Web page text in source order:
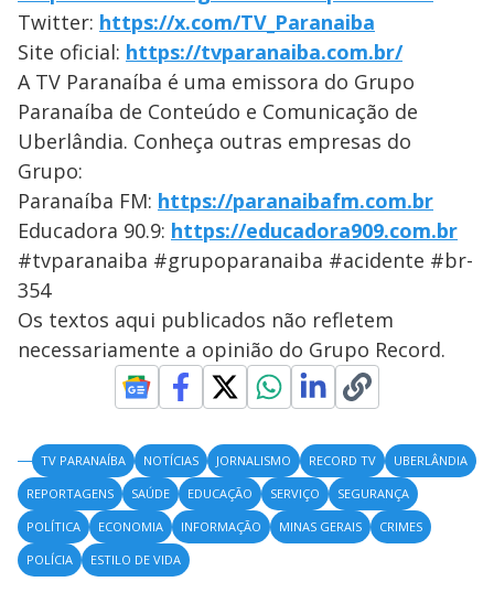
Twitter: https://x.com/TV_Paranaiba
Site oficial: https://tvparanaiba.com.br/
A TV Paranaíba é uma emissora do Grupo
Paranaíba de Conteúdo e Comunicação de
Uberlândia. Conheça outras empresas do
Grupo:
Paranaíba FM: https://paranaibafm.com.br
Educadora 90.9: https://educadora909.com.br
#tvparanaiba #grupoparanaiba #acidente #br-
354
Os textos aqui publicados não refletem
necessariamente a opinião do Grupo Record.
TV PARANAÍBA NOTÍCIAS JORNALISMO RECORD TV
UBERLÂNDIA
REPORTAGENS
SAÚDE EDUCAÇÃO SERVIÇO
SEGURANÇA
POLÍTICA
ECONOMIA INFORMAÇÃO MINAS GERAIS
CRIMES
POLÍCIA
ESTILO DE VIDA